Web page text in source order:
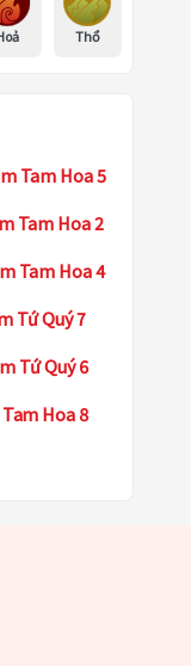
Thổ
Tam Hoa 5
Tam Hoa 2
Tam Hoa 4
Tứ Quý 7
Tứ Quý 6
Hoa 8